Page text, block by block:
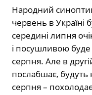
Народний
червень в
середині липня
і посушливою
серпня. Але в
послабшає, будуть
серпня –